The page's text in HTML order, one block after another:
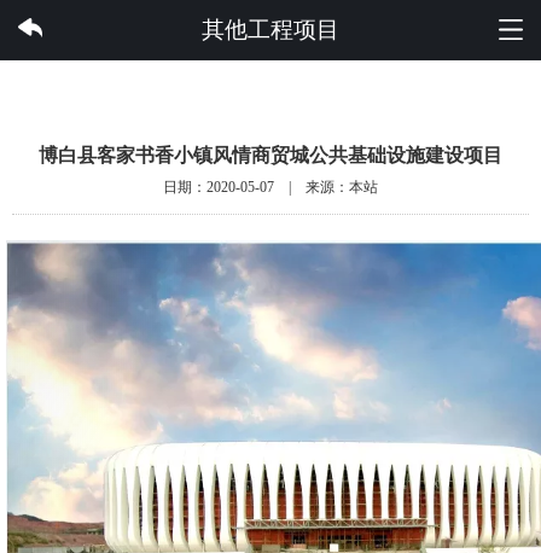
云开集团有限公司
其他工程项目
博白县客家书香小镇风情商贸城公共基础设施建设项目
日期：2020-05-07 | 来源：本站